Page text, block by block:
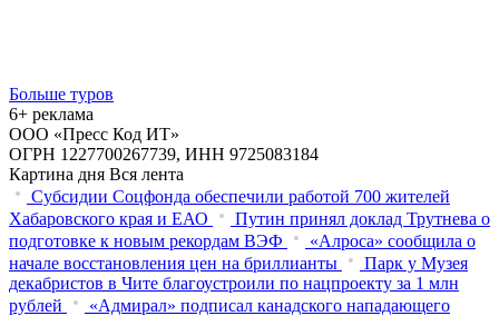
Больше туров
6+ реклама
ООО «Пресс Код ИТ»
ОГРН 1227700267739, ИНН 9725083184
Картина дня Вся лента
Субсидии Соцфонда обеспечили работой 700 жителей
Хабаровского края и ЕАО
Путин принял доклад Трутнева о
подготовке к новым рекордам ВЭФ
«Алроса» сообщила о
начале восстановления цен на бриллианты
Парк у Музея
декабристов в Чите благоустроили по нацпроекту за 1 млн
рублей
«Адмирал» подписал канадского нападающего